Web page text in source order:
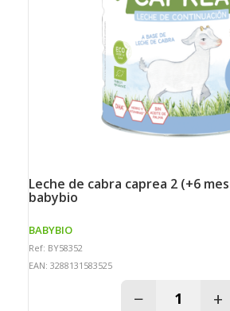
leche de cabra caprea 2 (+6 meses) 800gr de
babybio
BABYBIO
Ref: BY58352
EAN: 3288131583525
− +